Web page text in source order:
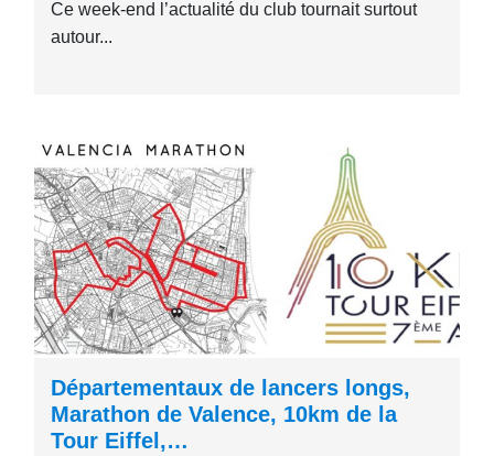
Ce week-end l’actualité du club tournait surtout
autour...
Départementaux de lancers longs,
Marathon de Valence, 10km de la
Tour Eiffel,…